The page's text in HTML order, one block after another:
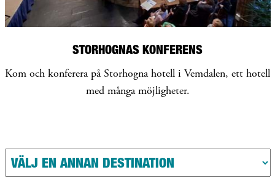
STORHOGNAS KONFERENS
Kom och konferera på Storhogna hotell i Vemdalen, ett hotell
med många möjligheter.